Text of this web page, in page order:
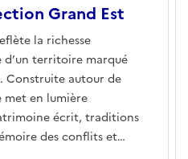
Grand Est
la richesse
territoire marqué
Construite autour de
met en lumière
écrit, traditions
des conflits et